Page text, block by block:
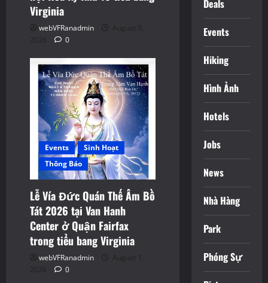
Virginia
webVFRanadmin
August 5,
2026
0
Events
Sinh Hoạt
Thông Báo
Lễ Vía Đức Quán Thế Âm Bồ
Tát 2026 tại Van Hanh
Center ở Quận Fairfax
trong tiểu bang Virginia
webVFRanadmin
August 1,
2026
0
Deals
Events
Hiking
Hình Ảnh
Hotels
Jobs
News
Nhà Hàng
Park
Phóng Sự